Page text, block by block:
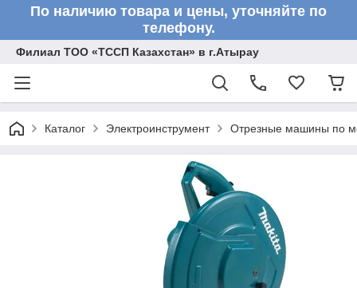
По наличию товара и цены, уточняйте по
телефону.
Филиал ТОО «ТССП Казахстан» в г.Атырау
Каталог Электроинструмент Отрезные машины по